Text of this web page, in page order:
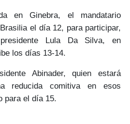
en Ginebra, el mandatario
el día 12, para participar,
presidente Lula Da Silva, en
los días 13-14.
Abinader, quien estará
reducida comitiva en esos
para el día 15.